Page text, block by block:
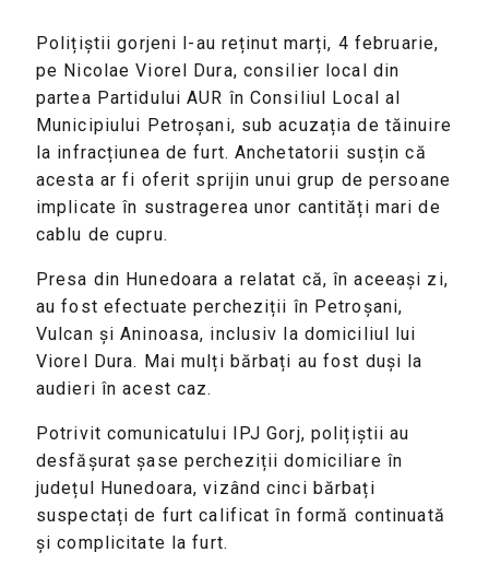
Polițiștii gorjeni l-au reținut marți, 4 februarie,
pe Nicolae Viorel Dura, consilier local din
partea Partidului AUR în Consiliul Local al
Municipiului Petroșani, sub acuzația de tăinuire
la infracțiunea de furt. Anchetatorii susțin că
acesta ar fi oferit sprijin unui grup de persoane
implicate în sustragerea unor cantități mari de
cablu de cupru.
Presa din Hunedoara a relatat că, în aceeași zi,
au fost efectuate percheziții în Petroșani,
Vulcan și Aninoasa, inclusiv la domiciliul lui
Viorel Dura. Mai mulți bărbați au fost duși la
audieri în acest caz.
Potrivit comunicatului IPJ Gorj, polițiștii au
desfășurat șase percheziții domiciliare în
județul Hunedoara, vizând cinci bărbați
suspectați de furt calificat în formă continuată
și complicitate la furt.